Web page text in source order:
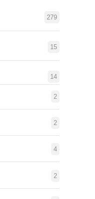
279
15
14
2
2
4
2